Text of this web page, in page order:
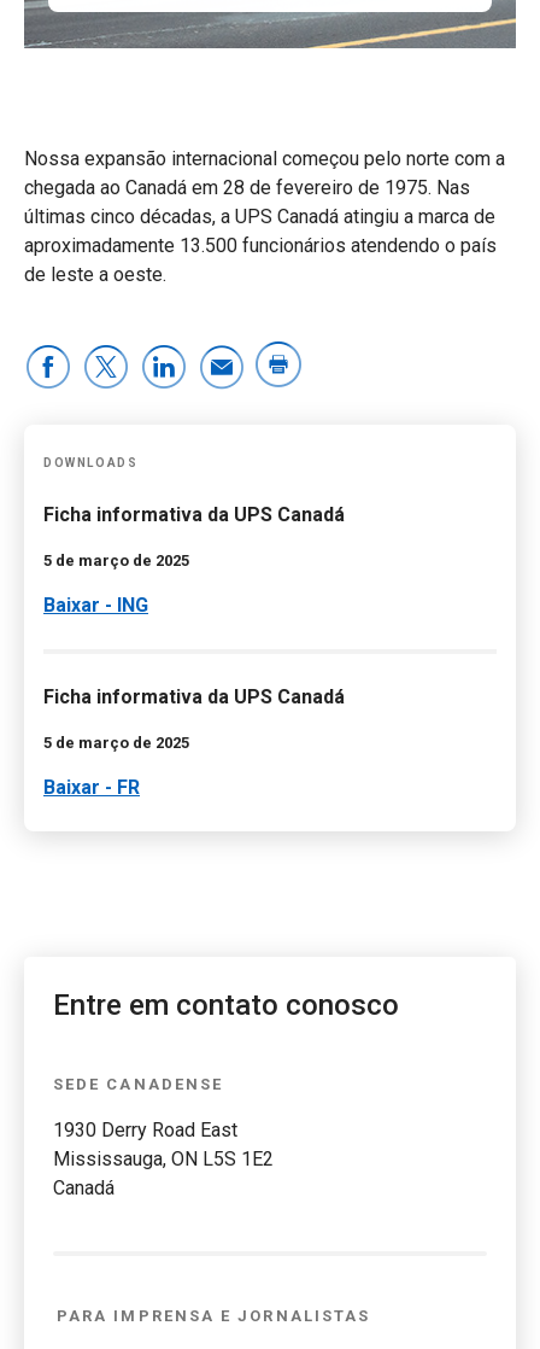
Nossa expansão internacional começou pelo norte com a
chegada ao Canadá em 28 de fevereiro de 1975. Nas
últimas cinco décadas, a UPS Canadá atingiu a marca de
aproximadamente 13.500 funcionários atendendo o país
de leste a oeste.
DOWNLOADS
Ficha informativa da UPS Canadá
5 de março de 2025
Baixar - ING
Ficha informativa da UPS Canadá
5 de março de 2025
Baixar - FR
Entre em contato conosco
SEDE CANADENSE
1930 Derry Road East
Mississauga, ON L5S 1E2
Canadá
PARA IMPRENSA E JORNALISTAS